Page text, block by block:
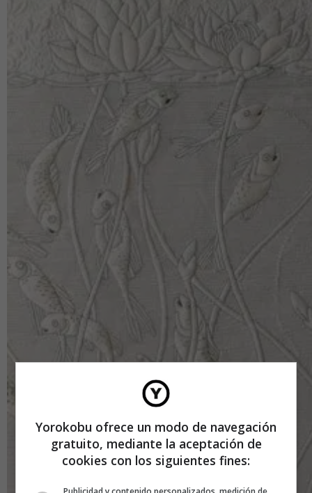
Yorokobu ofrece un modo de navegación
gratuito, mediante la aceptación de
cookies con los siguientes fines: